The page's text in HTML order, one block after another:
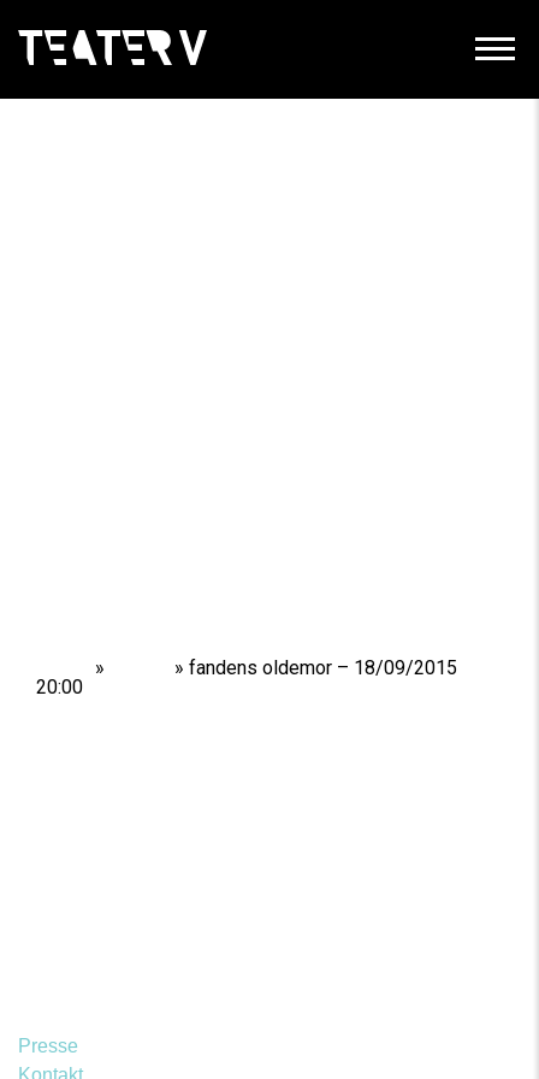
» » fandens oldemor – 18/09/2015
20:00
Presse
Kontakt